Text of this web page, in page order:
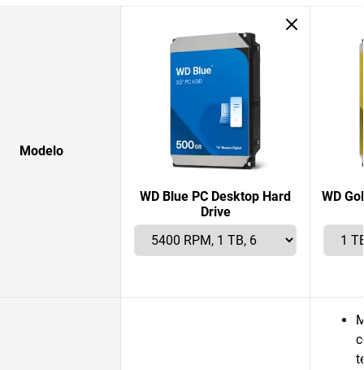
Modelo
WD Blue PC Desktop Hard
Drive
WD